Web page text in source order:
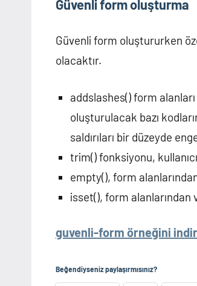
Güvenli form oluşturma
Güvenli form oluştururken
olacaktır.
addslashes() form
oluşturulacak bazı
saldırıları bir düzeyde
trim() fonksiyonu,
empty(), form alanlarından
isset(), form alanlarından
guvenli-form örneğini indir
Beğendiyseniz paylaşırmısınız?